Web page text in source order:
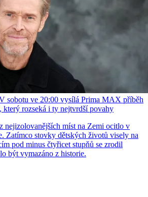
sobotu ve 20:00 vysílá Prima MAX příběh
který rozseká i ty nejtvrdší povahy
nejizolovanějších míst na Zemi ocitlo v
Zatímco stovky dětských životů visely na
pod minus čtyřicet stupňů se zrodil
být vymazáno z historie.